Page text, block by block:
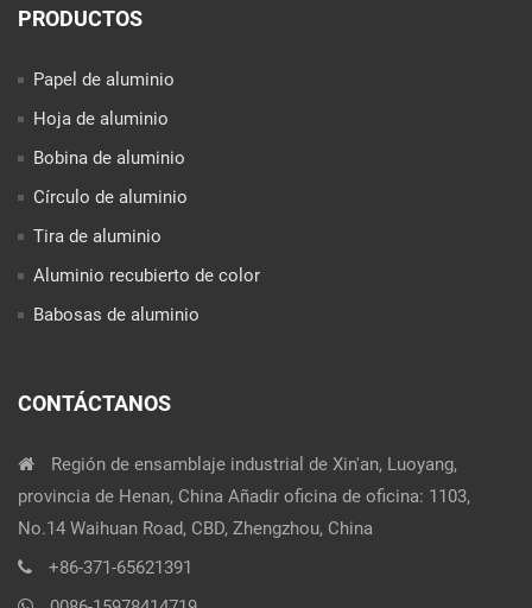
PRODUCTOS
Papel de aluminio
Hoja de aluminio
Bobina de aluminio
Círculo de aluminio
Tira de aluminio
Aluminio recubierto de color
Babosas de aluminio
CONTÁCTANOS
Región de ensamblaje industrial de Xin'an, Luoyang,
provincia de Henan, China Añadir oficina de oficina: 1103,
No.14 Waihuan Road, CBD, Zhengzhou, China
+86-371-65621391